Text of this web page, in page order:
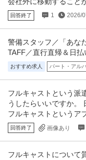
回答終了 1 2026/
警備スタッフ／「あな
TAFF／直行直帰＆日
おすすめ求人 パート・アル
フルキャストという派
うしたらいいですか。
フルキャストというア
回答終了 画像あり
フルキャストについて